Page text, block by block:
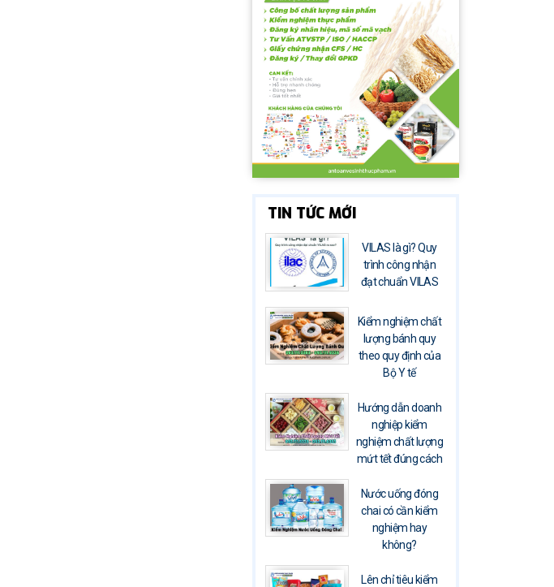
TIN TỨC MỚI
VILAS là gì? Quy
trình công nhận
đạt chuẩn VILAS
Kiểm nghiệm chất
lượng bánh quy
theo quy định của
Bộ Y tế
Hướng dẫn doanh
nghiệp kiểm
nghiệm chất lượng
mứt tết đúng cách
Nước uống đóng
chai có cần kiểm
nghiệm hay
không?
Lên chỉ tiêu kiểm